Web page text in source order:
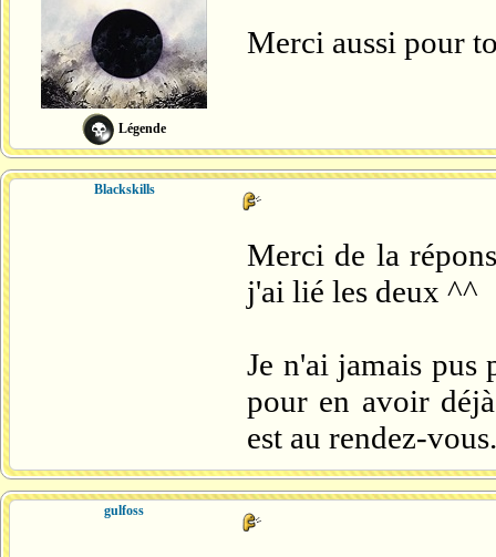
Légende
Merci aussi pour
Blackskills
Merci de la
j'ai lié les deux ^^
Je n'ai jamais pus
pour en avoir
est au rendez-vous.
gulfoss